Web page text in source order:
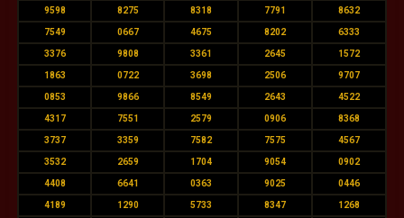
9598 8275 8318 7791 8632
7549 0667 4675 8202 6333
3376 9808 3361 2645 1572
1863 0722 3698 2506 9707
0853 9866 8549 2643 4522
4317 7551 2579 0906 8368
3737 3359 7582 7575 4567
3532 2659 1704 9054 0902
4408 6641 0363 9025 0446
4189 1290 5733 8347 1268